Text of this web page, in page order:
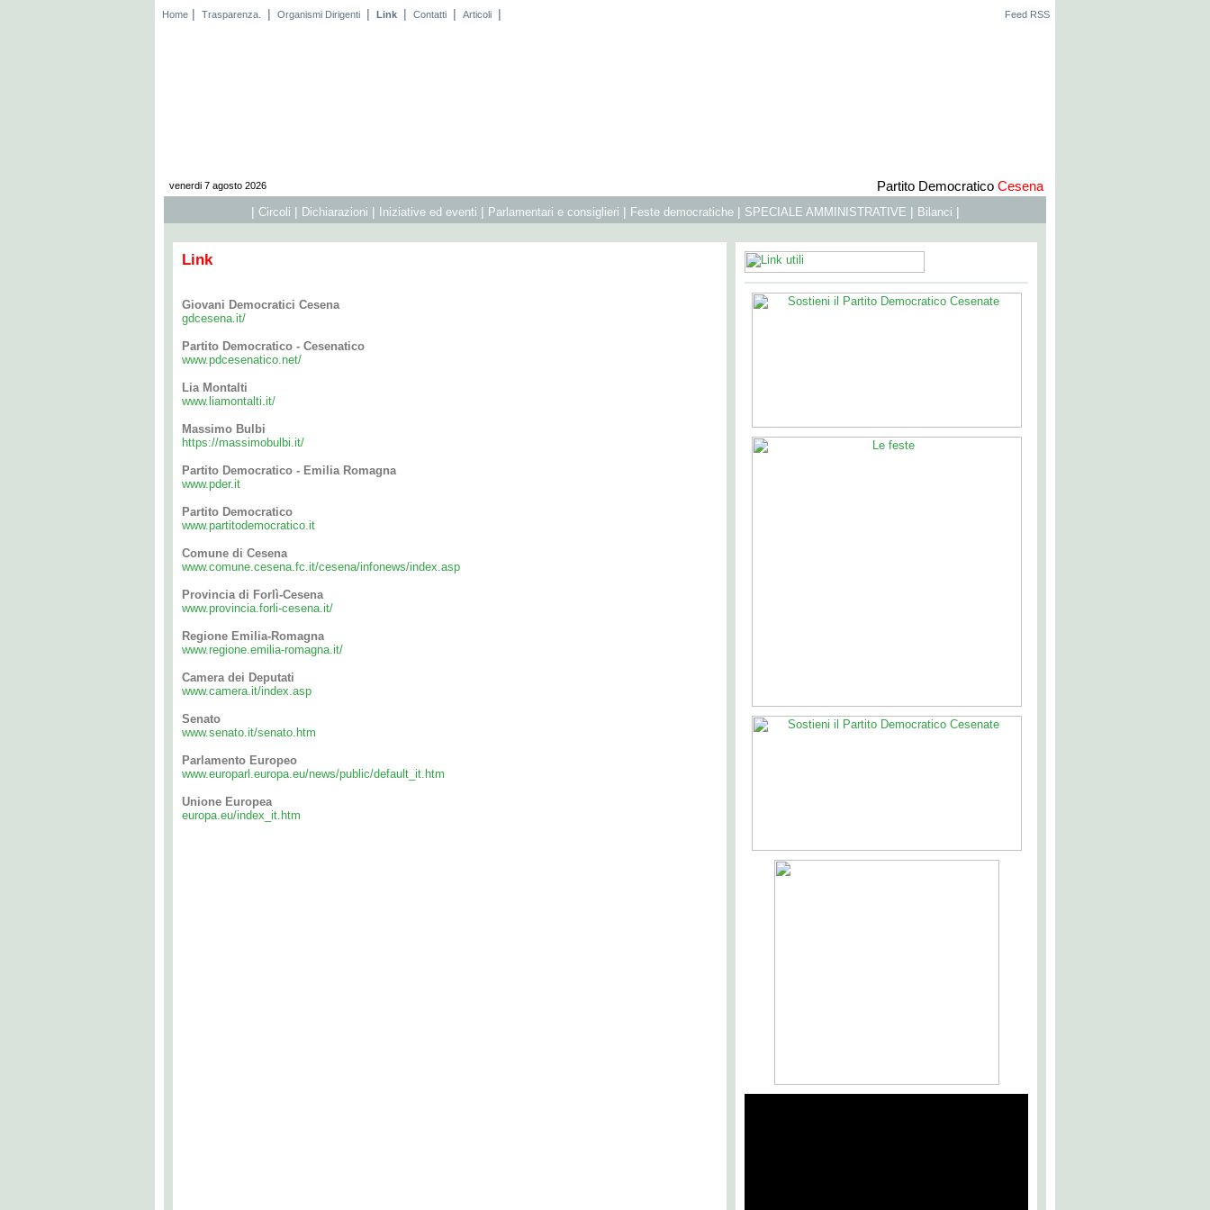
Home | Trasparenza. | Organismi Dirigenti | Link | Contatti | Articoli | Feed RSS
venerdi 7 agosto 2026 Partito Democratico Cesena
| Circoli | Dichiarazioni | Iniziative ed eventi | Parlamentari e consiglieri | Feste democratiche | SPECIALE AMMINISTRATIVE | Bilanci |
Link
Giovani Democratici Cesena
gdcesena.it/
Partito Democratico - Cesenatico
www.pdcesenatico.net/
Lia Montalti
www.liamontalti.it/
Massimo Bulbi
https://massimobulbi.it/
Partito Democratico - Emilia Romagna
www.pder.it
Partito Democratico
www.partitodemocratico.it
Comune di Cesena
www.comune.cesena.fc.it/cesena/infonews/index.asp
Provincia di Forlì-Cesena
www.provincia.forli-cesena.it/
Regione Emilia-Romagna
www.regione.emilia-romagna.it/
Camera dei Deputati
www.camera.it/index.asp
Senato
www.senato.it/senato.htm
Parlamento Europeo
www.europarl.europa.eu/news/public/default_it.htm
Unione Europea
europa.eu/index_it.htm